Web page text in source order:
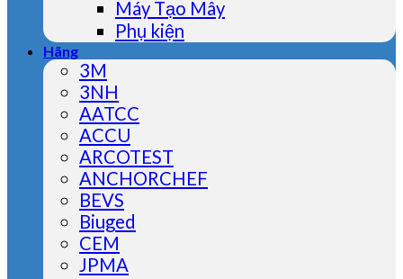
Máy Tạo Mây
Phụ kiện
Hãng
3M
3NH
AATCC
ACCU
ARCOTEST
ANCHORCHEF
BEVS
Biuged
CEM
JPMA